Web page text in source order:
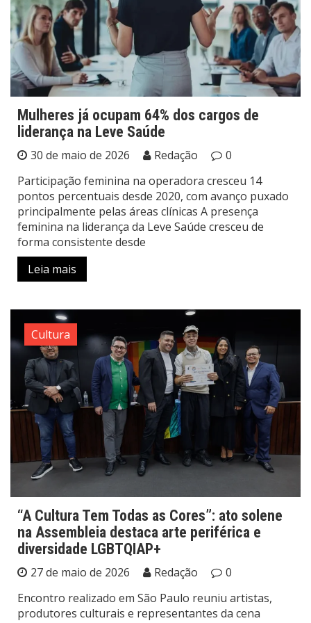
Mulheres já ocupam 64% dos cargos de
liderança na Leve Saúde
30 de maio de 2026 Redação
0
Participação feminina na operadora cresceu 14
pontos percentuais desde 2020, com avanço puxado
principalmente pelas áreas clínicas A presença
feminina na liderança da Leve Saúde cresceu de
forma consistente desde
Leia mais
Cultura
“A Cultura Tem Todas as Cores”: ato solene
na Assembleia destaca arte periférica e
diversidade LGBTQIAP+
27 de maio de 2026 Redação
0
Encontro realizado em São Paulo reuniu artistas,
produtores culturais e representantes da cena